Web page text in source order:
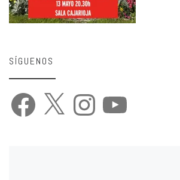
SÍGUENOS
Facebook Instagram YouTube